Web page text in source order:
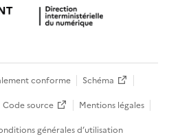
conforme
Schéma
Code source
Mentions légales
générales d’utilisation